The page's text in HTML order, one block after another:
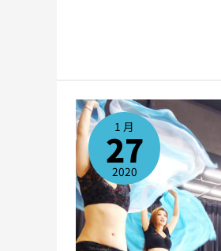
1 月
27
2020
中
級
班